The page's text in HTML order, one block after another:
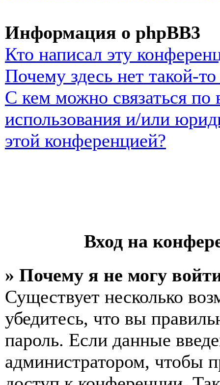
Информация о phpBB3
Кто написал эту
Почему здесь нет такой-
С кем можно связаться по
использования и/или
этой конференцией?
Вход на
» Почему я не могу
Существует несколько
убедитесь, что вы
пароль. Если данные
администратором, чтобы